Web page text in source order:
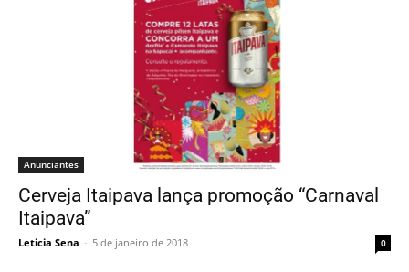
Anunciantes
Cerveja Itaipava lança promoção “Carnaval
Itaipava”
Leticia Sena - 5 de janeiro de 2018 0